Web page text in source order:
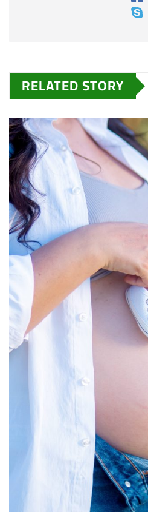
RELATED STORY